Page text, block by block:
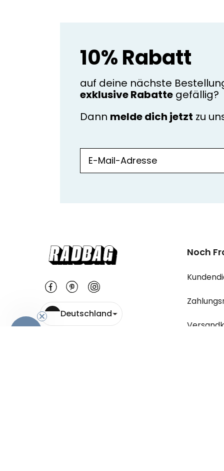
10% Rabatt
auf deine nächste
exklusive Rabatte gefällig?
Dann melde dich jetzt zu
Deutschland
Noch